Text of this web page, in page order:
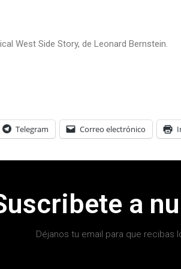
West Side Story, de Leonard Bernstein.
Telegram Correo electrónico
a
Déjanos tu email para que recibas